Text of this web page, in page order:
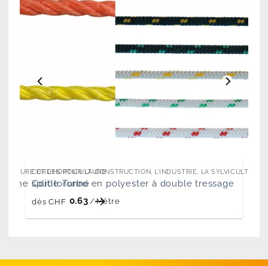
CORDES POUR LA CONSTRUCTION, L'INDUSTRIE, LA SYLVICULTURE
Corde Turbo en polyester à double tressage
dès CHF 0.63 /Mètre
ET L'HORTICULTURE
split toronné